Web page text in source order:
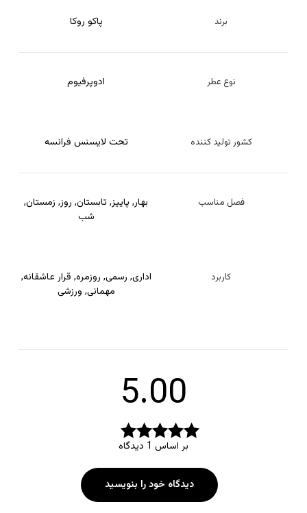
برند پاکو روکا
نوع عطر ادوپرفیوم
کشور تولید کننده تحت لایسنس فرانسه
فصل مناسب بهار, پاییز, تابستان, روز, زمستان,
شب
کاربرد اداری, رسمی, روزمره, قرار عاشقانه,
مهمانی, ورزشی
5.00
امتیاز 5.00
از 5
بر اساس 1 دیدگاه
دیدگاه خود را بنویسید